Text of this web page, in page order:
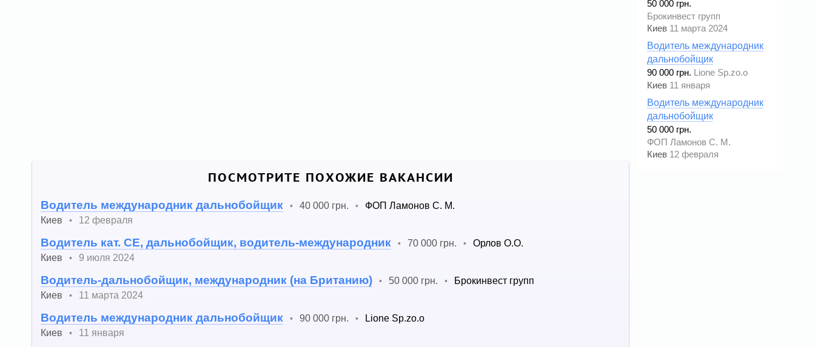
ПОСМОТРИТЕ ПОХОЖИЕ ВАКАНСИИ
Водитель международник дальнобойщик • 40 000 грн. •
ФОП Ламонов С. М.
Киев
• 12 февраля
Водитель кат. СЕ, дальнобойщик, водитель-международник • 70 000 грн. •
Орлов О.О.
Киев
• 9 июля 2024
Водитель-дальнобойщик, международник (на Британию) • 50 000 грн. •
Брокинвест групп
Киев
• 11 марта 2024
Водитель международник дальнобойщик • 90 000 грн. •
Lione Sp.zo.o
Киев
• 11 января
50 000 грн.
Брокинвест групп
Киев 11 марта 2024
Водитель международник
дальнобойщик
90 000 грн. Lione Sp.zo.o
Киев 11 января
Водитель международник
дальнобойщик
50 000 грн.
ФОП Ламонов С. М.
Киев 12 февраля